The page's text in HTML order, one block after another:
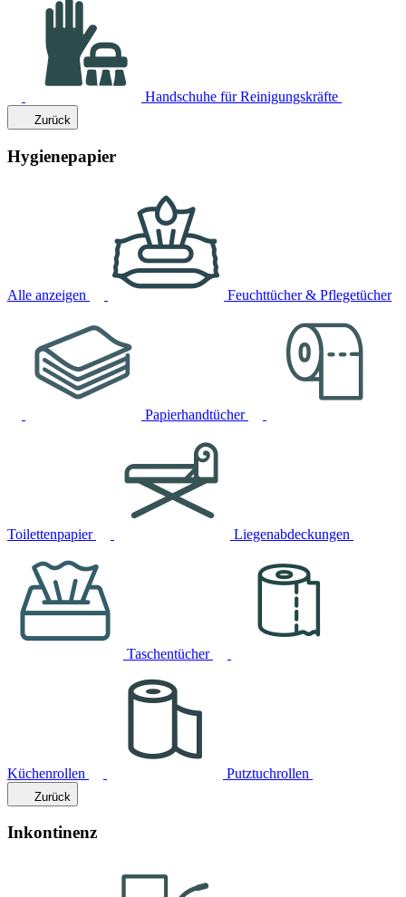
Handschuhe für Reinigungskräfte
Zurück
Hygienepapier
Alle anzeigen Feuchttücher & Pflegetücher
Papierhandtücher
Toilettenpapier Liegenabdeckungen
Taschentücher
Küchenrollen Putztuchrollen
Zurück
Inkontinenz